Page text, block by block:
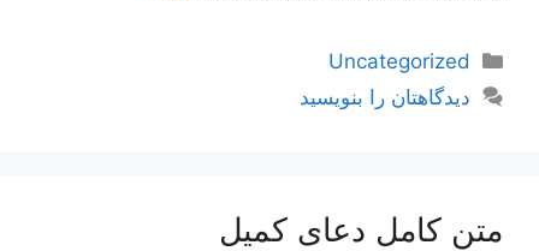
دسته‌ها
Uncategorized
دیدگاهتان را بنویسید
متن کامل دعای کمیل